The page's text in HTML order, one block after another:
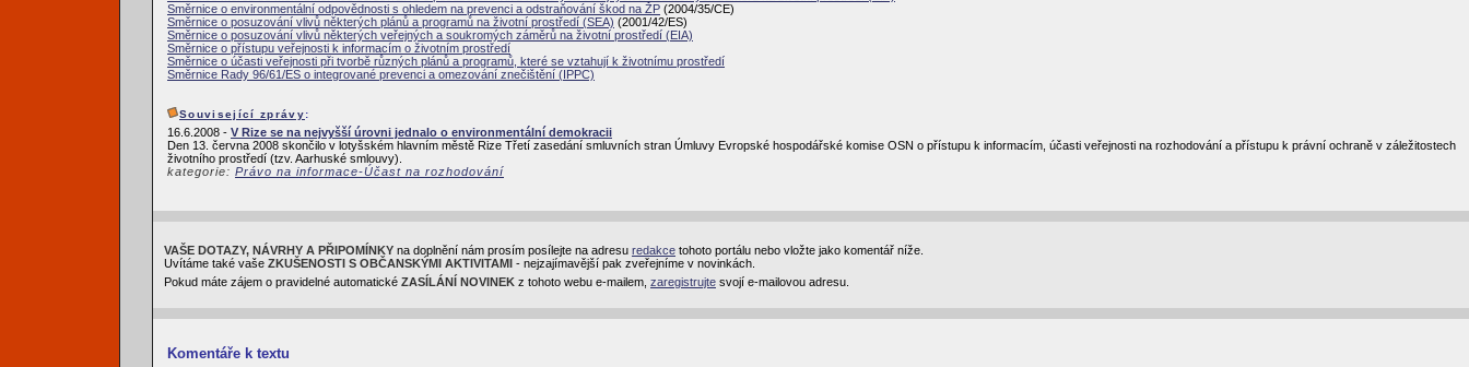
Směrnice o environmentální odpovědnosti s ohledem na prevenci a odstraňování škod na ŽP (2004/35/CE)
Směrnice o posuzování vlivů některých plánů a programů na životní prostředí (SEA) (2001/42/ES)
Směrnice o posuzování vlivů některých veřejných a soukromých záměrů na životní prostředí (EIA)
Směrnice o přístupu veřejnosti k informacím o životním prostředí
Směrnice o účasti veřejnosti při tvorbě různých plánů a programů, které se vztahují k životnímu prostředí
Směrnice Rady 96/61/ES o integrované prevenci a omezování znečištění (IPPC)
Související zprávy:
16.6.2008 - V Rize se na nejvyšší úrovni jednalo o environmentální demokracii
Den 13. června 2008 skončilo v lotyšském hlavním městě Rize Třetí zasedání smluvních stran Úmluvy Evropské hospodářské komise OSN o přístupu k informacím, účasti veřejnosti na rozhodování a přístupu k právní ochraně v záležitostech
životního prostředí (tzv. Aarhuské smlouvy).
kategorie: Právo na informace-Účast na rozhodování
VAŠE DOTAZY, NÁVRHY A PŘIPOMÍNKY na doplnění nám prosím posílejte na adresu redakce tohoto portálu nebo vložte jako komentář níže.
Uvítáme také vaše ZKUŠENOSTI S OBČANSKÝMI AKTIVITAMI - nejzajímavější pak zveřejníme v novinkách.
Pokud máte zájem o pravidelné automatické ZASÍLÁNÍ NOVINEK z tohoto webu e-mailem, zaregistrujte svojí e-mailovou adresu.
Komentáře k textu